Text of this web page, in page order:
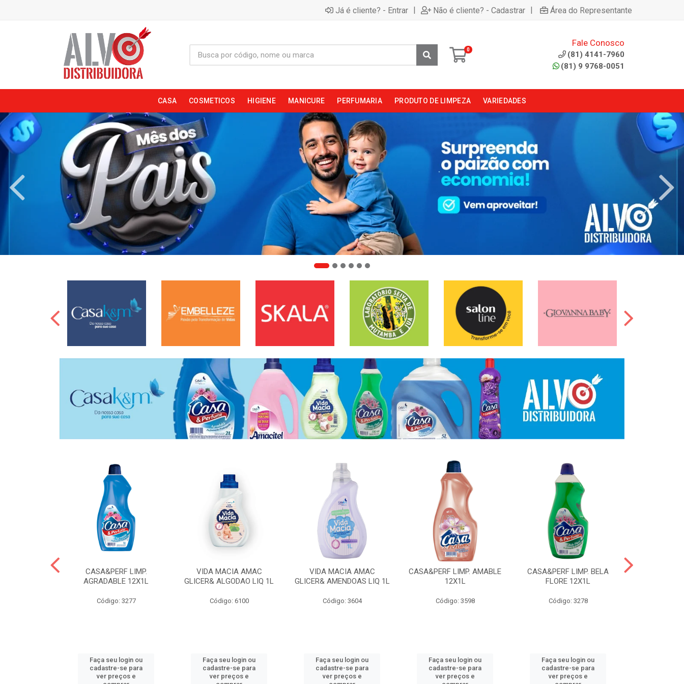
Já é cliente? - Entrar | Não é cliente? - Cadastrar | Área do Representante
0
Fale Conosco
(81) 4141-7960
(81) 9 9768-0051
CASA COSMETICOS HIGIENE MANICURE PERFUMARIA PRODUTO DE LIMPEZA VARIEDADES
CASA&PERF LIMP.
AGRADABLE 12X1L
Código: 3277
Faça seu login ou
cadastre-se para
ver preços e
VIDA MACIA AMAC
GLICER& ALGODAO LIQ 1L
Código: 6100
Faça seu login ou
cadastre-se para
ver preços e
VIDA MACIA AMAC
GLICER& AMENDOAS LIQ 1L
Código: 3604
Faça seu login ou
cadastre-se para
ver preços e
CASA&PERF LIMP. AMABLE
12X1L
Código: 3598
Faça seu login ou
cadastre-se para
ver preços e
CASA&PERF LIMP. BELA
FLORE 12X1L
Código: 3278
Faça seu login ou
cadastre-se para
ver preços e